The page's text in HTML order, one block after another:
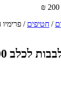
/ חטיפים /
100 גרם 100 גרם